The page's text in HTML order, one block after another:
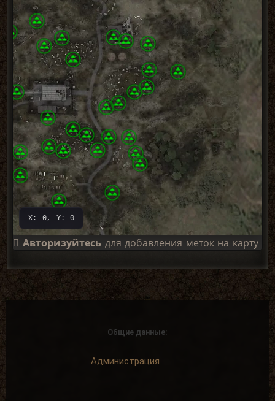
X: 0, Y: 0
Авторизуйтесьдля добавления меток на карту
Общие данные:
Администрация